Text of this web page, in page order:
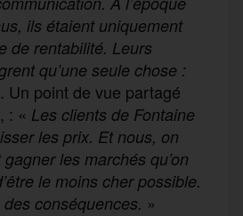
ils étaient uniquement
de rentabilité. Leurs
qu’une seule chose :
Un point de vue partagé
: « Les clients de Fontaine
les prix. Et nous, on
les marchés qu’on
le moins cher possible.
conséquences. »